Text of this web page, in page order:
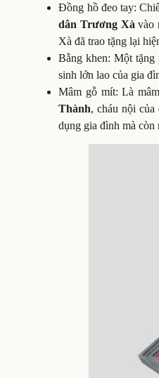
Đồng hồ đeo tay:
dân Trương Xà vào
Xà đã trao tặng lại
Bằng khen: Một
sinh lớn lao của gia
Mâm gỗ mít: Là
Thành, cháu nội
dụng gia đình mà